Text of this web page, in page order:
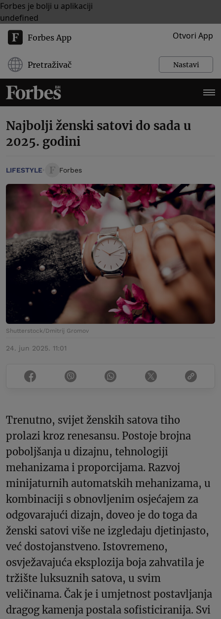
Forbes je bolji u aplikaciji
undefined
Forbes App Otvori App
Pretraživač Nastavi
Najbolji ženski satovi do sada u
2025. godini
LIFESTYLE Forbes
Shutterstock/Dmitrij Gromov
24. jun 2025. 11:01
Trenutno, svijet ženskih satova tiho
prolazi kroz renesansu. Postoje brojna
poboljšanja u dizajnu, tehnologiji
mehanizama i proporcijama. Razvoj
minijaturnih automatskih mehanizama, u
kombinaciji s obnovljenim osjećajem za
odgovarajući dizajn, doveo je do toga da
ženski satovi više ne izgledaju djetinjasto,
već dostojanstveno. Istovremeno,
osvježavajuća eksplozija boja zahvatila je
tržište luksuznih satova, u svim
veličinama. Čak je i umjetnost postavljanja
dragog kamenja postala sofisticiranija. Svi